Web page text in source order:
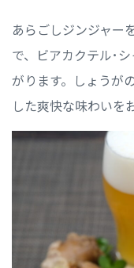
あらごしジンジャー
で、ビアカクテル･
がります。しょうが
した爽快な味わいを